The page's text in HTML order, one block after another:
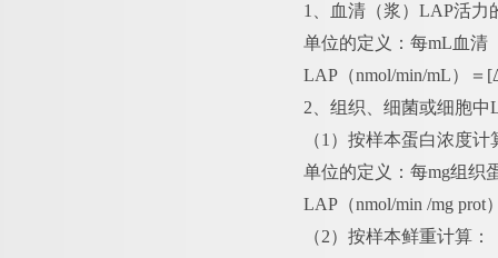
1、血清（浆）LAP活力
单位的定义：每mL血清
LAP（nmol/min/mL）＝
2、组织、细菌或细胞中
（1）按样本蛋白浓度计
单位的定义：每mg组织
LAP（nmol/min /mg
（2）按样本鲜重计算：